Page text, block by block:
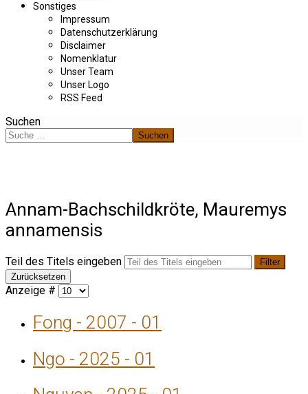
Sonstiges
Impressum
Datenschutzerklärung
Disclaimer
Nomenklatur
Unser Team
Unser Logo
RSS Feed
Suchen
Suchen
Annam-Bachschildkröte, Mauremys
annamensis
Teil des Titels eingeben
Filter
Zurücksetzen
Anzeige #
Fong - 2007 - 01
Ngo - 2025 - 01